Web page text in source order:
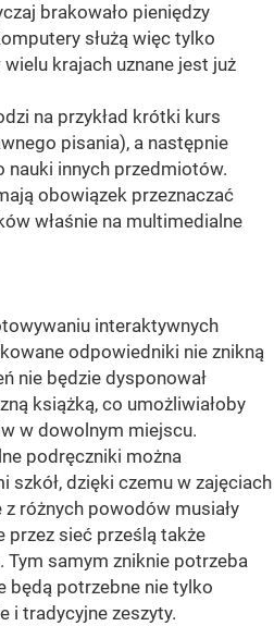
brakowało pieniędzy
służą więc tylko
krajach uznane jest już
na przykład krótki kurs
pisania), a następnie
innych przedmiotów.
obowiązek przeznaczać
właśnie na multimedialne
interaktywnych
odpowiedniki nie znikną
nie będzie dysponował
książką, co umożliwiałoby
w dowolnym miejscu.
podręczniki można
szkół, dzięki czemu w zajęciach
różnych powodów musiały
przez sieć prześlą także
samym zniknie potrzeba
będą potrzebne nie tylko
i tradycyjne zeszyty.